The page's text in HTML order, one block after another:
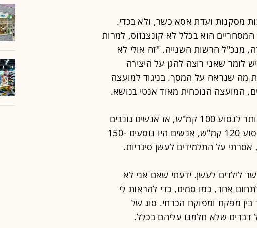
מסקנות ועדת אסא כשר, ולא בכדי.
הוא בכלל לא קונצנזוס, למרות
מנכ"ל הרשות השנייה. "זה אולי לא
לומר שאני רוצה להגן על היצירה
מה שנראה על המסך. בניגוד למועצה
המועצה הנוכחית מאוד אנטי בנושא.
"העמדה שלי דומה למה שקורה בכבישים: מותר לנסוע 100 קמ"ש, אז אנשים גונבים
ונוסעים 110-115 קמ"ש. אילו היה מותר לנסוע 120 קמ"ש, אנשים היו נוסעים 150-
לילדים לעשן. ידעתי שאם אני לא
אחר, כמו סמים, כדי להראות לי
מפקח ומפוקח הכרחי. סוג של
שלא חלמנו עליהם בכלל.